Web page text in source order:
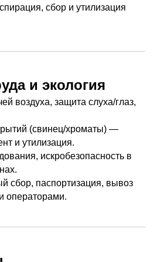
сбор и утилизация
и экология
воздуха, защита слуха/глаз,
(свинец/хроматы) —
и утилизация.
искробезопасность в
сбор, паспортизация, вывоз
операторами.